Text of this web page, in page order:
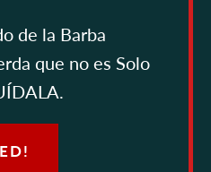
de la Barba
que no es Solo